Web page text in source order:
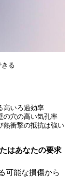
る
高いろ過効率
の穴の高い気孔率
熱衝撃の抵抗は強い
はあなたの要求
可能な損傷から